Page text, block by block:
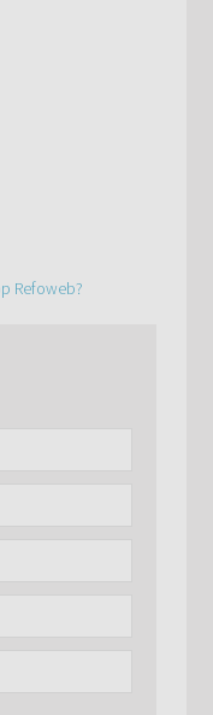
Refoweb?